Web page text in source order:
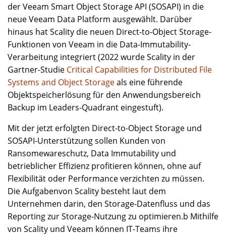
der Veeam Smart Object Storage API (SOSAPI) in die
neue Veeam Data Platform ausgewählt. Darüber
hinaus hat Scality die neuen Direct-to-Object Storage-
Funktionen von Veeam in die Data-Immutability-
Verarbeitung integriert (2022 wurde Scality in der
Gartner-Studie Critical Capabilities for Distributed File
Systems and Object Storageals eine führende
Objektspeicherlösung für den Anwendungsbereich
Backup im Leaders-Quadrant eingestuft).
Mit der jetzt erfolgten Direct-to-Object Storage und
SOSAPI-Unterstützung sollen Kunden von
Ransomewareschutz, Data Immutability und
betrieblicher Effizienz profitieren können, ohne auf
Flexibilität oder Performance verzichten zu müssen.
Die Aufgabenvon Scality besteht laut dem
Unternehmen darin, den Storage-Datenfluss und das
Reporting zur Storage-Nutzung zu optimieren.b Mithilfe
von Scality und Veeam können IT-Teams ihre